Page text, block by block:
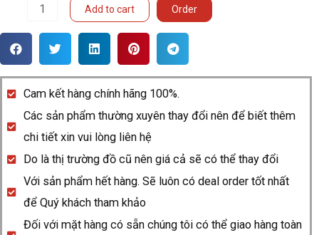
Rado
R30927153
quantity
Add to cart Order
Cam kết hàng chính hãng 100%.
Các sản phẩm thường xuyên thay đổi nên để biết thêm
chi tiết xin vui lòng liên hệ
Do là thị trường đồ cũ nên giá cả sẽ có thể thay đổi
Với sản phẩm hết hàng. Sẽ luôn có deal order tốt nhất
để Quý khách tham khảo
Đối với mặt hàng có sẵn chúng tôi có thể giao hàng toàn